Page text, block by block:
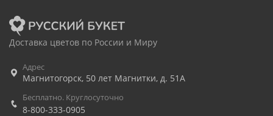
Доставка цветов по России и Миру
Адрес
Магнитогорск, 50 лет Магнитки, д. 51А
Бесплатно. Круглосуточно
8-800-333-0905